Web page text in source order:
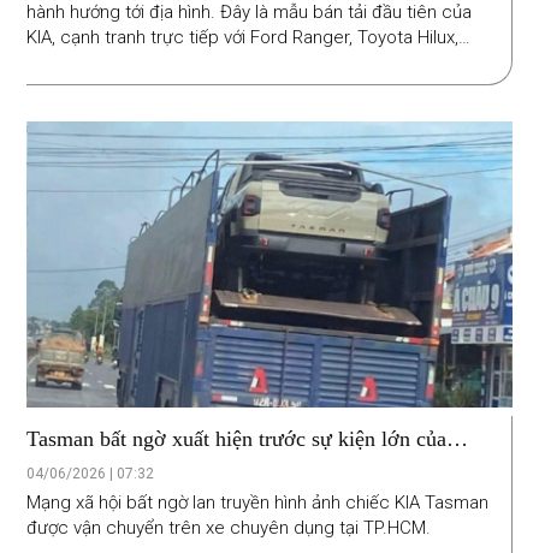
hành hướng tới địa hình. Đây là mẫu bán tải đầu tiên của
KIA, cạnh tranh trực tiếp với Ford Ranger, Toyota Hilux,
Tasman bất ngờ xuất hiện trước sự kiện lớn của
KIA, chuẩn bị bán tại Việt Nam?
04/06/2026 | 07:32
Mạng xã hội bất ngờ lan truyền hình ảnh chiếc KIA Tasman
được vận chuyển trên xe chuyên dụng tại TP.HCM.